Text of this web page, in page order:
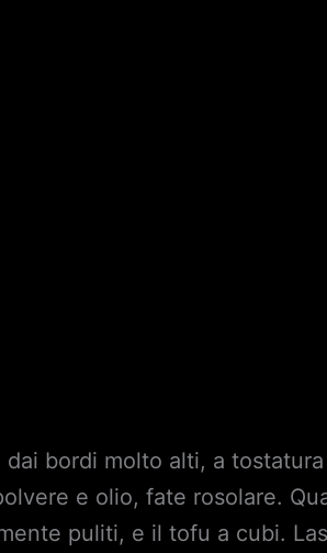
bordi molto alti, a
e olio, fate rosolare.
puliti, e il tofu a cubi.